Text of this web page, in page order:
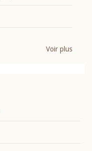
Voir plus